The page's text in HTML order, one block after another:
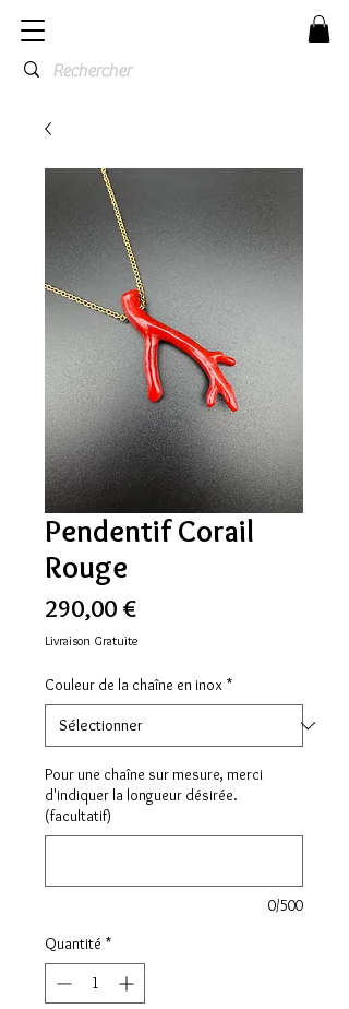
Pendentif Corail
Rouge
290,00 €Prix
Livraison Gratuite
Couleur de la chaîne en inox *
Pour une chaîne sur mesure, merci
d'indiquer la longueur désirée.
(facultatif)
0/500
Quantité *